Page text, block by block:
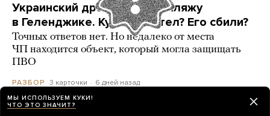
Украинский дрон попал по пляжу
в Геленджике. Куда он летел? Его сбили?
Точных ответов нет. Но недалеко от места
ЧП находится объект, который могла защищать
ПВО
РАЗБОР 3 карточки 6 дней назад
МЫ ИСПОЛЬЗУЕМ КУКИ!
ЧТО ЭТО ЗНАЧИТ?